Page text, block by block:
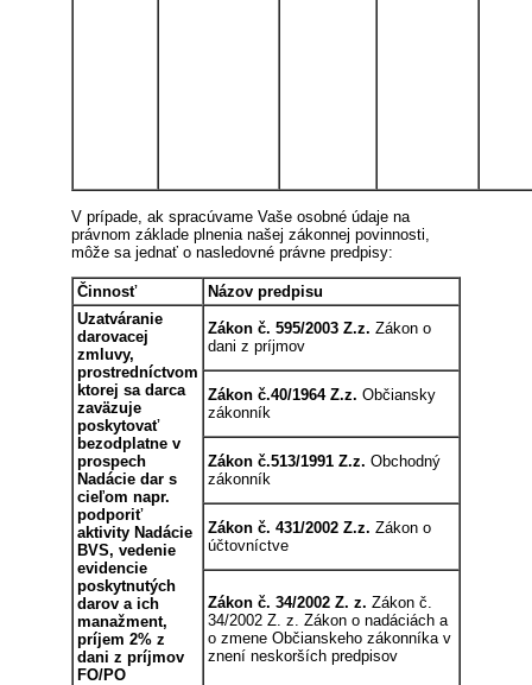
V prípade, ak spracúvame Vaše osobné údaje na
právnom základe plnenia našej zákonnej povinnosti,
môže sa jednať o nasledovné právne predpisy:
Činnosť
Názov predpisu
Uzatváranie
darovacej
zmluvy,
prostredníctvom
ktorej sa darca
zaväzuje
poskytovať
bezodplatne v
prospech
Nadácie dar s
cieľom napr.
podporiť
aktivity Nadácie
BVS, vedenie
evidencie
poskytnutých
darov a ich
manažment,
príjem 2% z
dani z príjmov
FO/PO
Zákon č. 595/2003 Z.z. Zákon o
dani z príjmov
Zákon č.40/1964 Z.z. Občiansky
zákonník
Zákon č.513/1991 Z.z. Obchodný
zákonník
Zákon č. 431/2002 Z.z. Zákon o
účtovníctve
Zákon č. 34/2002 Z. z. Zákon č.
34/2002 Z. z. Zákon o nadáciách a
o zmene Občianskeho zákonníka v
znení neskorších predpisov